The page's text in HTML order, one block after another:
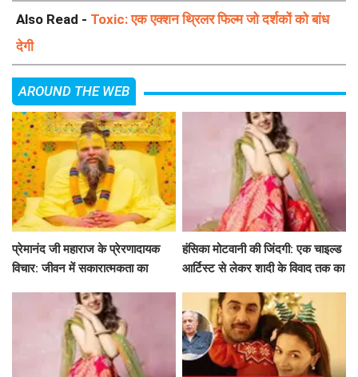
Also Read - Toxic: एक एक्शन थ्रिलर फिल्म जो दर्शकों को बांध
देगी
AROUND THE WEB
प्रेमानंद जी महाराज के प्रेरणादायक
विचार: जीवन में सकारात्मकता का
हंसिका मोटवानी की जिंदगी: एक चाइल्ड
आर्टिस्ट से लेकर शादी के विवाद तक का